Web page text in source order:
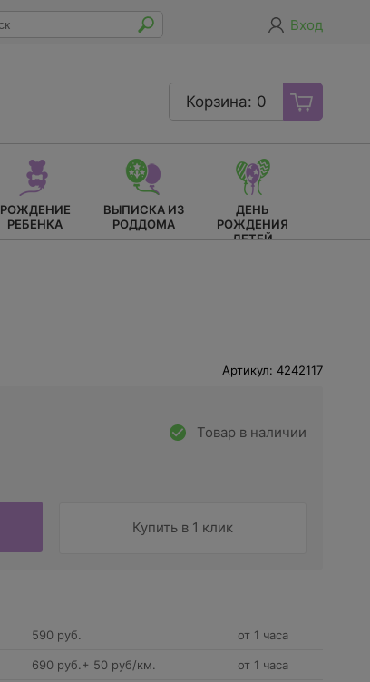
Вход
Корзина: 0
РОЖДЕНИЕ
РЕБЕНКА
ВЫПИСКА ИЗ
РОДДОМА
ДЕНЬ
РОЖДЕНИЯ
ДЕТЕЙ
Артикул: 4242117
Товар в наличии
Купить в 1 клик
590 руб. от 1 часа
690 руб.+ 50 руб/км. от 1 часа